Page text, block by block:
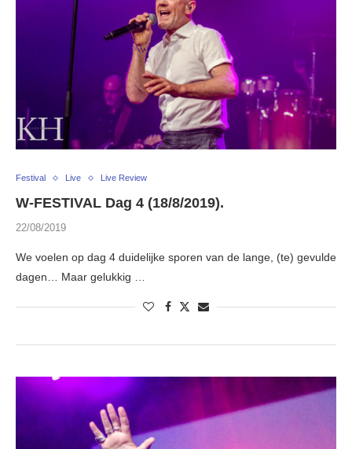
Festival Live Live Review
W-FESTIVAL Dag 4 (18/8/2019).
22/08/2019
We voelen op dag 4 duidelijke sporen van de lange, (te) gevulde
dagen… Maar gelukkig …